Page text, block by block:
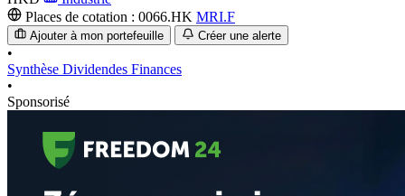
Places de cotation : 0066.HK MRI.F
Ajouter à mon portefeuille Créer une alerte
•
Synthèse Dividendes Finances
•
Sponsorisé